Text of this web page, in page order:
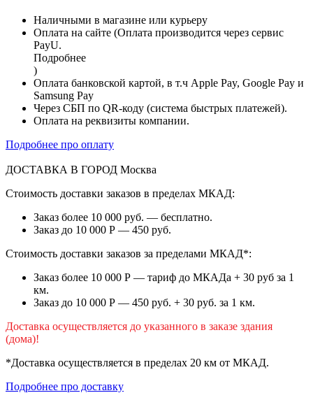
Наличными в магазине или курьеру
Оплата на сайте (Оплата производится через сервис
PayU.
Подробнее
)
Оплата банковской картой, в т.ч Apple Pay, Google Pay и
Samsung Pay
Через СБП по QR-коду (система быстрых платежей).
Оплата на реквизиты компании.
Подробнее про оплату
ДОСТАВКА В ГОРОД Москва
Стоимость доставки заказов в пределах МКАД:
Заказ более 10 000 руб. — бесплатно.
Заказ до 10 000 Р — 450 руб.
Стоимость доставки заказов за пределами МКАД*:
Заказ более 10 000 Р — тариф до МКАДа + 30 руб за 1
км.
Заказ до 10 000 Р — 450 руб. + 30 руб. за 1 км.
Доставка осуществляется до указанного в заказе здания
(дома)!
*Доставка осуществляется в пределах 20 км от МКАД.
Подробнее про доставку